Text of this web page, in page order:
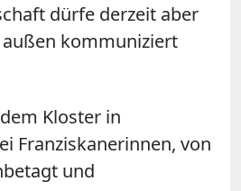
dürfe derzeit aber
kommuniziert
Kloster in
Franziskanerinnen, von
und